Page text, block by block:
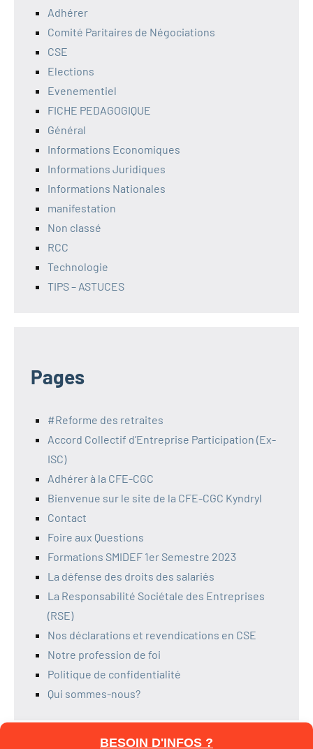
Adhérer
Comité Paritaires de Négociations
CSE
Elections
Evenementiel
FICHE PEDAGOGIQUE
Général
Informations Economiques
Informations Juridiques
Informations Nationales
manifestation
Non classé
RCC
Technologie
TIPS – ASTUCES
Pages
#Reforme des retraites
Accord Collectif d’Entreprise Participation (Ex-
ISC)
Adhérer à la CFE-CGC
Bienvenue sur le site de la CFE-CGC Kyndryl
Contact
Foire aux Questions
Formations SMIDEF 1er Semestre 2023
La défense des droits des salariés
La Responsabilité Sociétale des Entreprises
(RSE)
Nos déclarations et revendications en CSE
Notre profession de foi
Politique de confidentialité
Qui sommes-nous?
BESOIN D'INFOS ?